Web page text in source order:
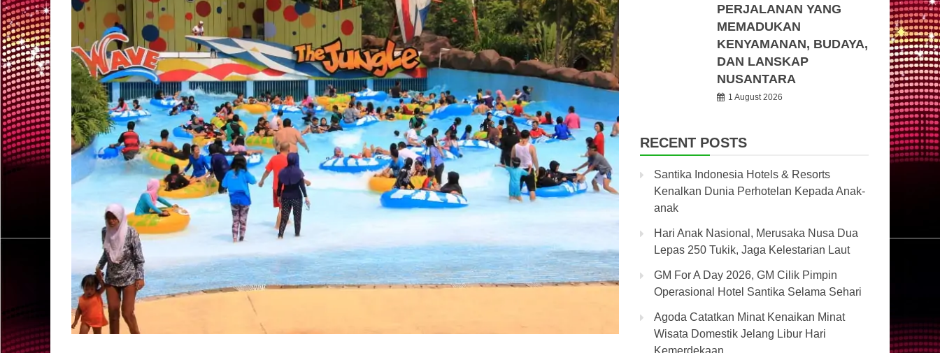
PERJALANAN YANG
MEMADUKAN
KENYAMANAN, BUDAYA,
DAN LANSKAP
NUSANTARA
1 August 2026
RECENT POSTS
Santika Indonesia Hotels & Resorts
Kenalkan Dunia Perhotelan Kepada Anak-
anak
Hari Anak Nasional, Merusaka Nusa Dua
Lepas 250 Tukik, Jaga Kelestarian Laut
GM For A Day 2026, GM Cilik Pimpin
Operasional Hotel Santika Selama Sehari
Agoda Catatkan Minat Kenaikan Minat
Wisata Domestik Jelang Libur Hari